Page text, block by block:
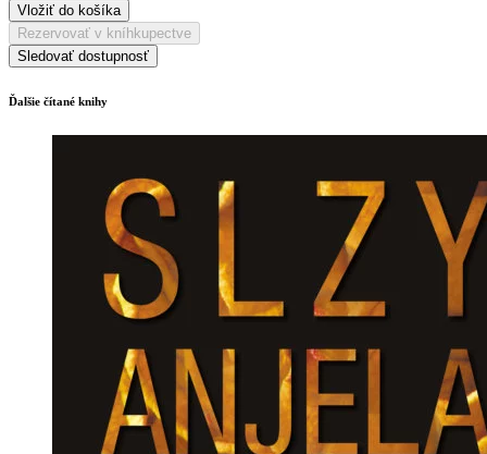
Vložiť do košíka
Rezervovať v kníhkupectve
Sledovať dostupnosť
Ďalšie čítané knihy